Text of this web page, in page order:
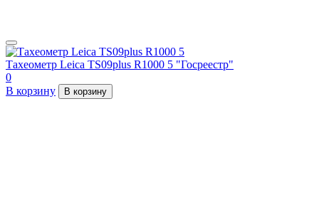
Тахеометр Leica TS09plus R1000 5 "Госреестр"
0
В корзину
В корзину